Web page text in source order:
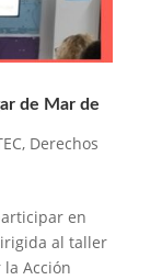
de Mar de
, Derechos
en
al taller
Acción